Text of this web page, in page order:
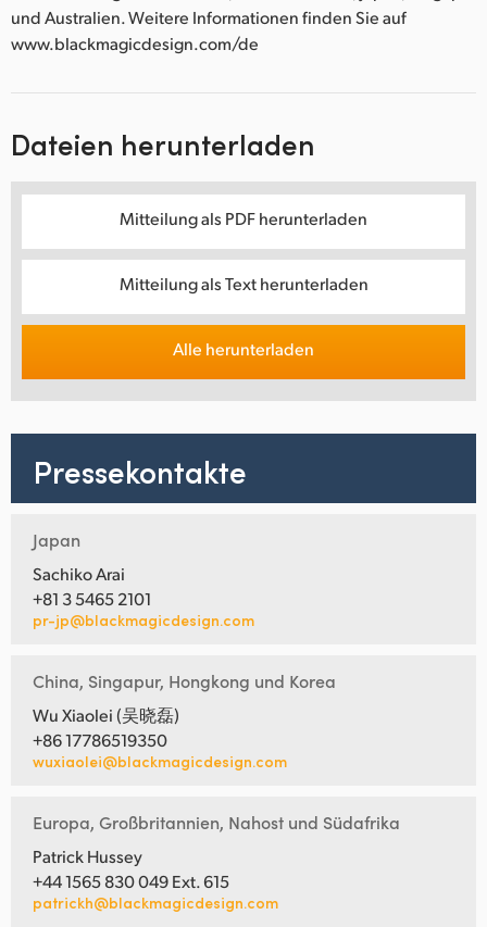
und Australien. Weitere Informationen finden Sie auf
www.blackmagicdesign.com/de
Dateien herunterladen
Mitteilung als PDF herunterladen
Mitteilung als Text herunterladen
Alle herunterladen
Pressekontakte
Japan
Sachiko Arai
+81 3 5465 2101
pr-jp@blackmagicdesign.com
China, Singapur, Hongkong und Korea
Wu Xiaolei (吴晓磊)
+86 17786519350
wuxiaolei@blackmagicdesign.com
Europa, Großbritannien, Nahost und Südafrika
Patrick Hussey
+44 1565 830 049 Ext. 615
patrickh@blackmagicdesign.com